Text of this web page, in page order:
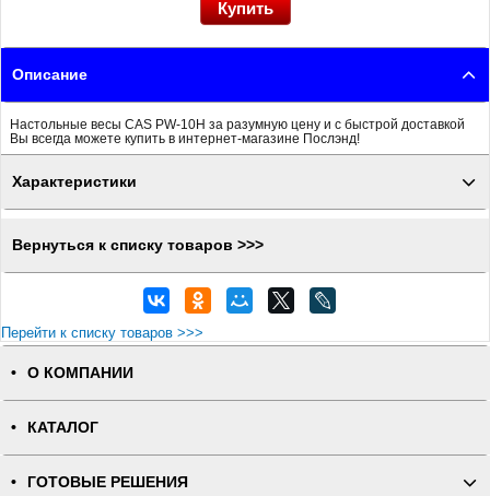
Описание
Настольные весы CAS PW-10H за разумную цену и с быстрой доставкой
Вы всегда можете купить в интернет-магазине Послэнд!
Характеристики
Вернуться к списку товаров >>>
Перейти к списку товаров >>>
О КОМПАНИИ
КАТАЛОГ
ГОТОВЫЕ РЕШЕНИЯ